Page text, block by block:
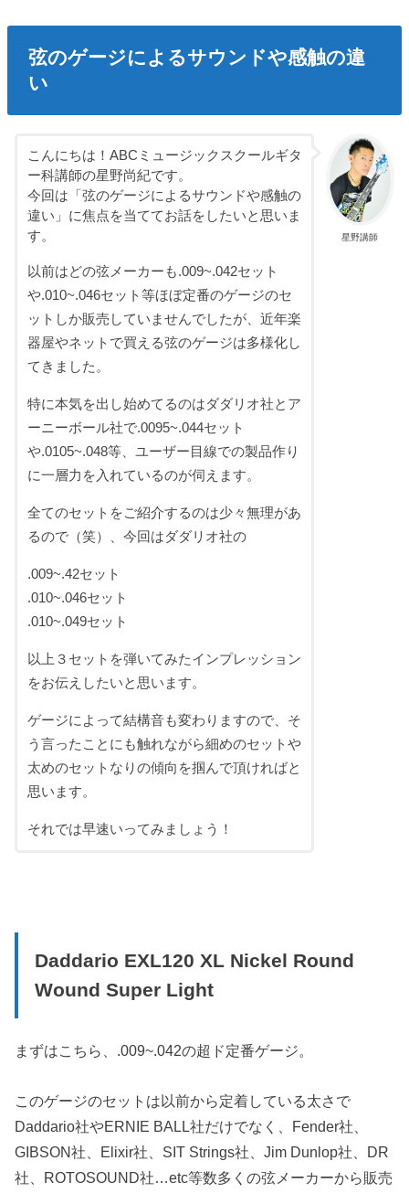
弦のゲージによるサウンドや感触の違
い
星野講師
こんにちは！ABCミュージックスクールギタ
ー科講師の星野尚紀です。
今回は「弦のゲージによるサウンドや感触の
違い」に焦点を当ててお話をしたいと思いま
す。
以前はどの弦メーカーも.009~.042セット
や.010~.046セット等ほぼ定番のゲージのセ
ットしか販売していませんでしたが、近年楽
器屋やネットで買える弦のゲージは多様化し
てきました。
特に本気を出し始めてるのはダダリオ社とア
ーニーボール社で.0095~.044セット
や.0105~.048等、ユーザー目線での製品作り
に一層力を入れているのが伺えます。
全てのセットをご紹介するのは少々無理があ
るので（笑）、今回はダダリオ社の
.009~.42セット
.010~.046セット
.010~.049セット
以上３セットを弾いてみたインプレッション
をお伝えしたいと思います。
ゲージによって結構音も変わりますので、そ
う言ったことにも触れながら細めのセットや
太めのセットなりの傾向を掴んで頂ければと
思います。
それでは早速いってみましょう！
Daddario EXL120 XL Nickel Round
Wound Super Light
まずはこちら、.009~.042の超ド定番ゲージ。
このゲージのセットは以前から定着している太さで
Daddario社やERNIE BALL社だけでなく、Fender社、
GIBSON社、Elixir社、SIT Strings社、Jim Dunlop社、DR
社、ROTOSOUND社…etc等数多くの弦メーカーから販売